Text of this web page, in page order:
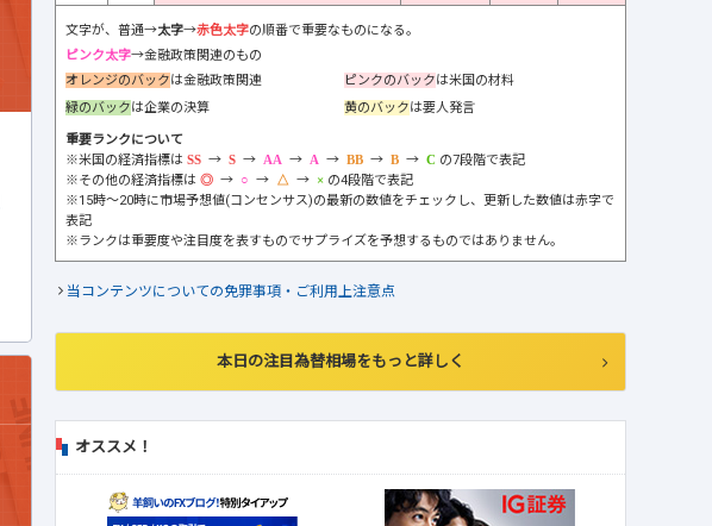
文字が、普通→太字→赤色太字の順番で重要なものになる。
ピンク太字→金融政策関連のもの
オレンジのバックは金融政策関連 ピンクのバックは米国の材料
緑のバックは企業の決算 黄のバックは要人発言
重要ランクについて
※米国の経済指標は
→ → → → → →
の7段階で表記
※その他の経済指標は
→ → →
の4段階で表記
※15時～20時に市場予想値(コンセンサス)の最新の数値をチェックし、更新した数値は赤字で
表記
※ランクは重要度や注目度を表すものでサプライズを予想するものではありません。
当コンテンツについての免罪事項・ご利用上注意点
本日の注目為替相場をもっと詳しく
オススメ！